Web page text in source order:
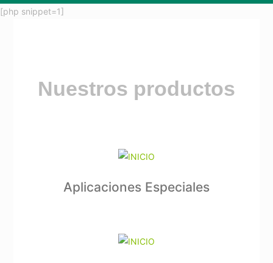
[php snippet=1]
Nuestros productos
Aplicaciones Especiales